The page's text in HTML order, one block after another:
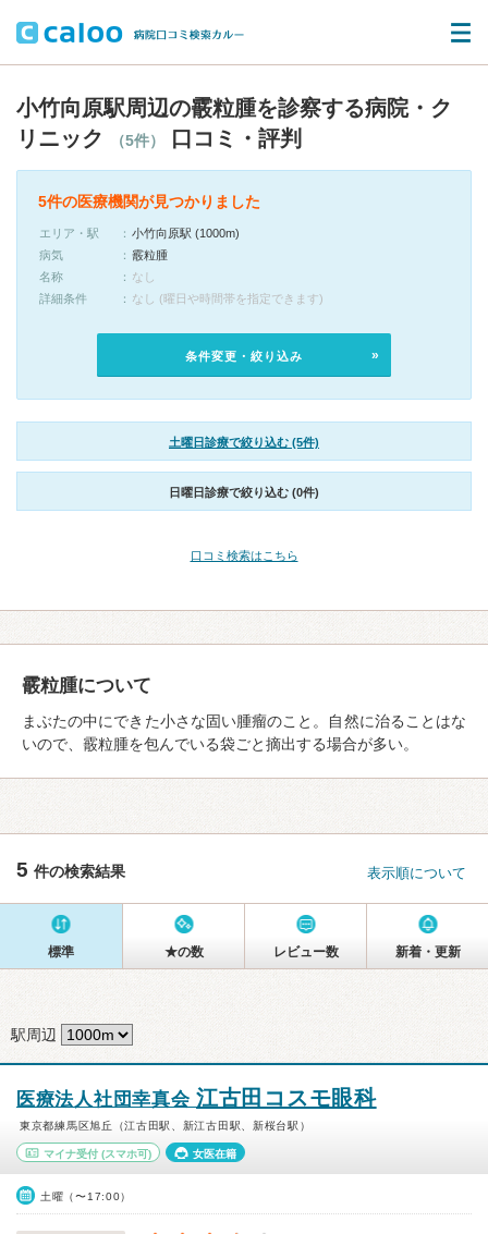
小竹向原駅周辺の霰粒腫を診察する病院・ク
リニック
（5件） 口コミ・評判
5件の医療機関が見つかりました
エリア・駅
小竹向原駅 (1000m)
病気
霰粒腫
名称
なし
詳細条件
なし (曜日や時間帯を指定できます)
条件変更・絞り込み
土曜日診療で絞り込む (5件)
日曜日診療で絞り込む (0件)
口コミ検索はこちら
霰粒腫について
まぶたの中にできた小さな固い腫瘤のこと。自然に治ることはな
いので、霰粒腫を包んでいる袋ごと摘出する場合が多い。
5 件の検索結果 表示順について
標準 ★の数 レビュー数 新着・更新
駅周辺
医療法人社団幸真会 江古田コスモ眼科
東京都練馬区旭丘（江古田駅、新江古田駅、新桜台駅）
マイナ受付 (スマホ可) 女医在籍
土曜（〜17:00）